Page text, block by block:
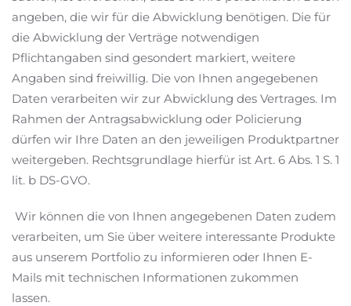
angeben, die wir für die Abwicklung benötigen. Die für
die Abwicklung der Verträge notwendigen
Pflichtangaben sind gesondert markiert, weitere
Angaben sind freiwillig. Die von Ihnen angegebenen
Daten verarbeiten wir zur Abwicklung des Vertrages. Im
Rahmen der Antragsabwicklung oder Policierung
dürfen wir Ihre Daten an den jeweiligen Produktpartner
weitergeben. Rechtsgrundlage hierfür ist Art. 6 Abs. 1 S. 1
lit. b DS-GVO.
Wir können die von Ihnen angegebenen Daten zudem
verarbeiten, um Sie über weitere interessante Produkte
aus unserem Portfolio zu informieren oder Ihnen E-
Mails mit technischen Informationen zukommen
lassen.